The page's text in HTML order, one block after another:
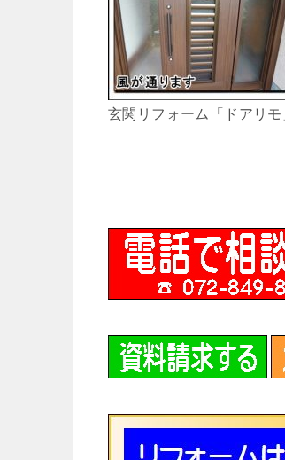
玄関リフォーム「ドアリ